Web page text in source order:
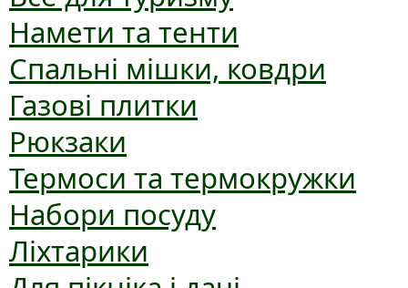
Намети та тенти
Спальні мішки, ковдри
Газові плитки
Рюкзаки
Термоси та термокружки
Набори посуду
Ліхтарики